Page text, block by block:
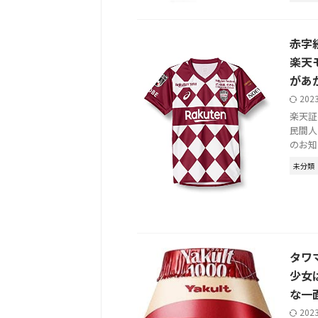
赤字
楽天
があ
楽天
民間
のお
未分類
タワ
少女
な一